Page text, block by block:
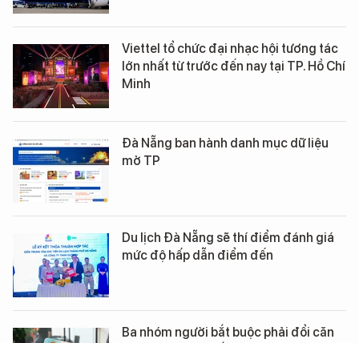
Viettel tổ chức đại nhạc hội tương tác
lớn nhất từ trước đến nay tại TP. Hồ Chí
Minh
Đà Nẵng ban hành danh mục dữ liệu
mở TP
Du lịch Đà Nẵng sẽ thí điểm đánh giá
mức độ hấp dẫn điểm đến
Ba nhóm người bắt buộc phải đổi căn